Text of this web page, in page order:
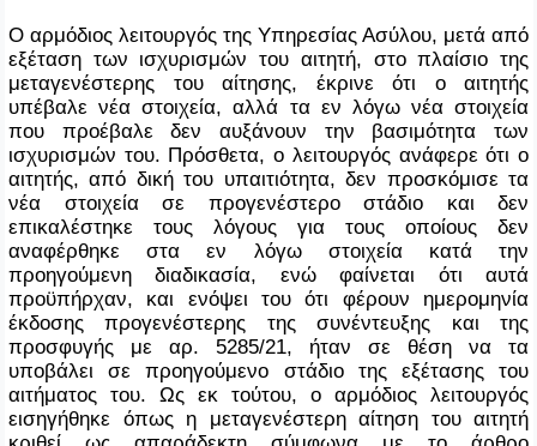
Ο αρμόδιος λειτουργός της Υπηρεσίας Ασύλου, μετά από
εξέταση των ισχυρισμών του αιτητή, στο πλαίσιο της
μεταγενέστερης του αίτησης, έκρινε ότι ο αιτητής
υπέβαλε νέα στοιχεία, αλλά τα εν λόγω νέα στοιχεία
που προέβαλε δεν αυξάνουν την βασιμότητα των
ισχυρισμών του. Πρόσθετα, ο λειτουργός ανάφερε ότι ο
αιτητής, από δική του υπαιτιότητα, δεν προσκόμισε τα
νέα στοιχεία σε προγενέστερο στάδιο και δεν
επικαλέστηκε τους λόγους για τους οποίους δεν
αναφέρθηκε στα εν λόγω στοιχεία κατά την
προηγούμενη διαδικασία, ενώ φαίνεται ότι αυτά
προϋπήρχαν, και ενόψει του ότι φέρουν ημερομηνία
έκδοσης προγενέστερης της συνέντευξης και της
προσφυγής με αρ. 5285/21, ήταν σε θέση να τα
υποβάλει σε προηγούμενο στάδιο της εξέτασης του
αιτήματος του. Ως εκ τούτου, ο αρμόδιος λειτουργός
εισηγήθηκε όπως η μεταγενέστερη αίτηση του αιτητή